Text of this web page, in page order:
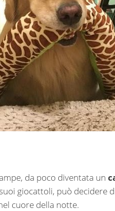
da poco diventata un
giocattoli, può decidere
cuore della notte.